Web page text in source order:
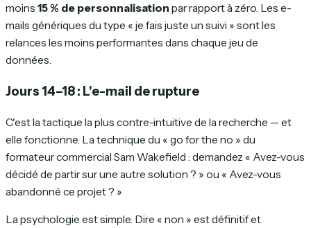
moins 15 % de personnalisation par rapport à zéro. Les e-
mails génériques du type « je fais juste un suivi » sont les
relances les moins performantes dans chaque jeu de
données.
Jours 14–18 : L'e-mail de rupture
C'est la tactique la plus contre-intuitive de la recherche — et
elle fonctionne. La technique du « go for the no » du
formateur commercial Sam Wakefield : demandez « Avez-vous
décidé de partir sur une autre solution ? » ou « Avez-vous
abandonné ce projet ? »
La psychologie est simple. Dire « non » est définitif et